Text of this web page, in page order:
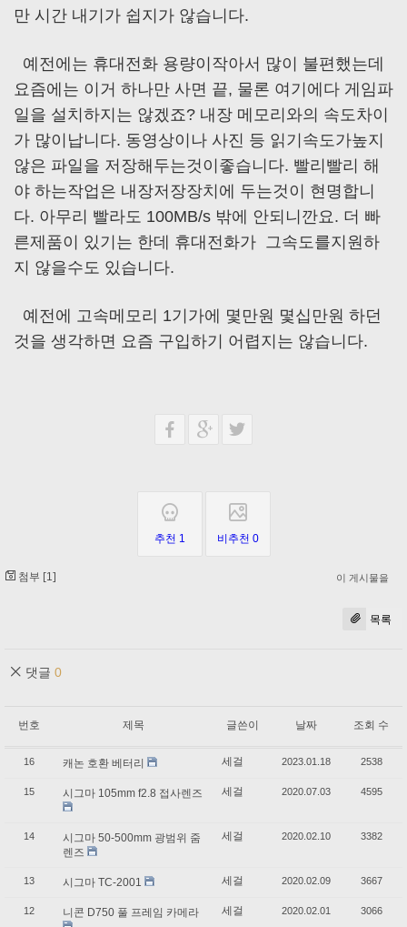
만 시간 내기가 쉽지가 않습니다.
예전에는 휴대전화 용량이작아서 많이 불편했는데
요즘에는 이거 하나만 사면 끝, 물론 여기에다 게임파
일을 설치하지는 않겠죠? 내장 메모리와의 속도차이
가 많이납니다. 동영상이나 사진 등 읽기속도가높지
않은 파일을 저장해두는것이좋습니다. 빨리빨리 해
야 하는작업은 내장저장장치에 두는것이 현명합니
다. 아무리 빨라도 100MB/s 밖에 안되니깐요. 더 빠
른제품이 있기는 한데 휴대전화가 그속도를지원하
지 않을수도 있습니다.
예전에 고속메모리 1기가에 몇만원 몇십만원 하던
것을 생각하면 요즘 구입하기 어렵지는 않습니다.
추천 1 비추천 0
첨부 [1] 이 게시물을
목록
댓글 0
번호 제목 글쓴이 날짜 조회 수
16 캐논 호환 베터리 세걸 2023.01.18 2538
15 시그마 105mm f2.8 접사렌즈 세걸 2020.07.03 4595
14
시그마 50-500mm 광범위 줌
렌즈
세걸 2020.02.10 3382
13 시그마 TC-2001 세걸 2020.02.09 3667
12 니콘 D750 풀 프레임 카메라 세걸 2020.02.01 3066